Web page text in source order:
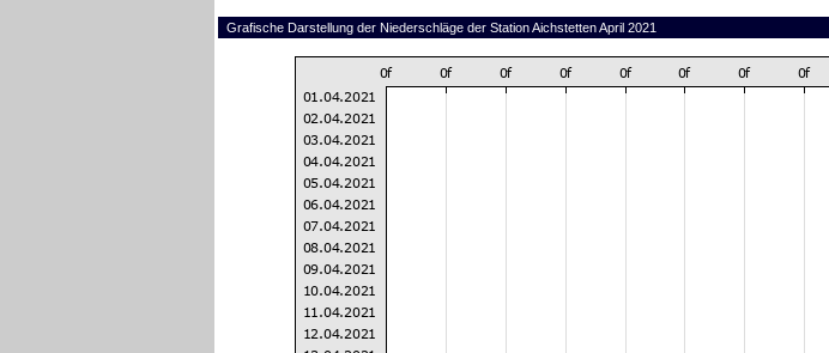
Grafische Darstellung der Niederschläge der Station Aichstetten April 2021